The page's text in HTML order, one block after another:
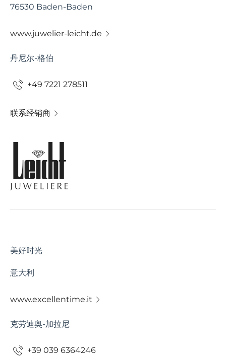
76530 Baden-Baden
www.juwelier-leicht.de
丹尼尔-格伯
+49 7221 278511
联系经销商
美好时光
意大利
www.excellentime.it
克劳迪奥-加拉尼
+39 039 6364246